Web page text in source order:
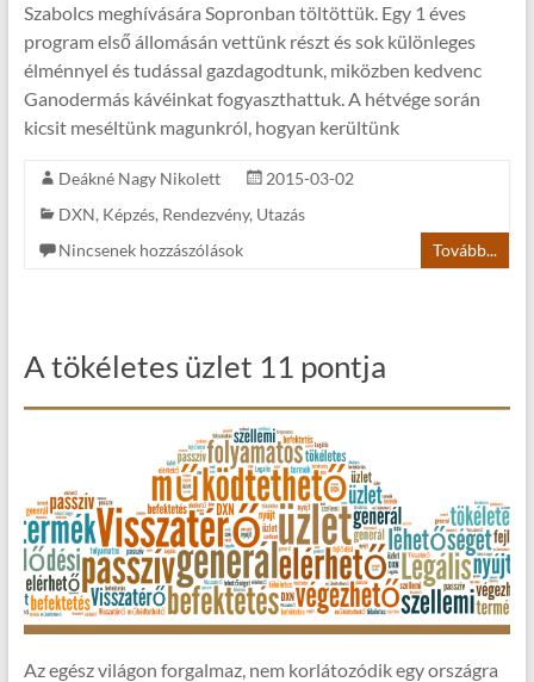
Szabolcs meghívására Sopronban töltöttük. Egy 1 éves
program első állomásán vettünk részt és sok különleges
élménnyel és tudással gazdagodtunk, miközben kedvenc
Ganodermás kávéinkat fogyaszthattuk. A hétvége során
kicsit meséltünk magunkról, hogyan kerültünk
Deákné Nagy Nikolett
2015-03-02
DXN, Képzés, Rendezvény, Utazás
Nincsenek hozzászólások
Tovább...
A tökéletes üzlet 11 pontja
Az egész világon forgalmaz, nem korlátozódik egy országra